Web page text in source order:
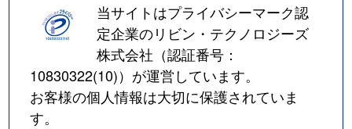
当サイトはプライバシーマーク認
定企業のリビン・テクノロジーズ
株式会社（認証番号：
10830322(10)）が運営しています。
お客様の個人情報は大切に保護されていま
す。